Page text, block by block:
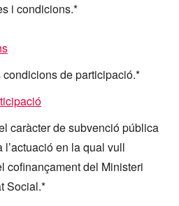
i condicions.*
de participació.*
caràcter de subvenció pública
en la qual vull
cofinançament del Ministeri
Social.*